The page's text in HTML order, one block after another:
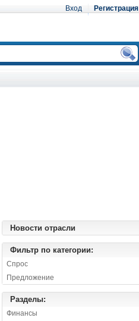
Вход Регистрация
Новости отрасли
Фильтр по категории:
Спрос
Предложение
Разделы:
Финансы